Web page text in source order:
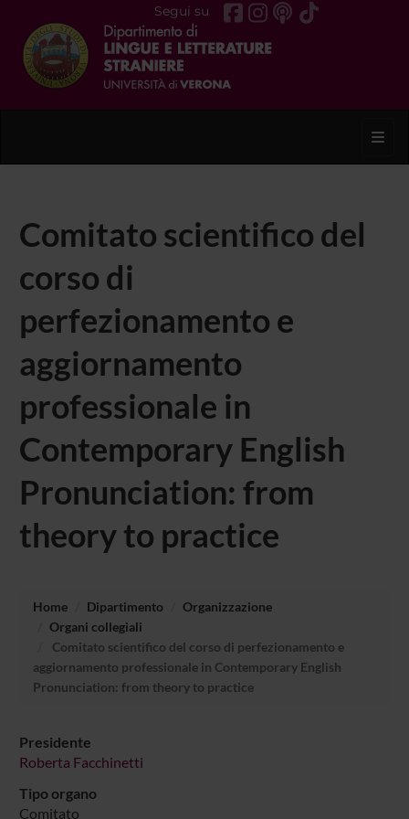
Segui su
Comitato scientifico del
corso di
perfezionamento e
aggiornamento
professionale in
Contemporary English
Pronunciation: from
theory to practice
Home Dipartimento
Organizzazione
Organi collegiali
Comitato scientifico del corso di perfezionamento e
aggiornamento professionale in Contemporary English
Pronunciation: from theory to practice
Presidente
Roberta Facchinetti
Tipo organo
Comitato